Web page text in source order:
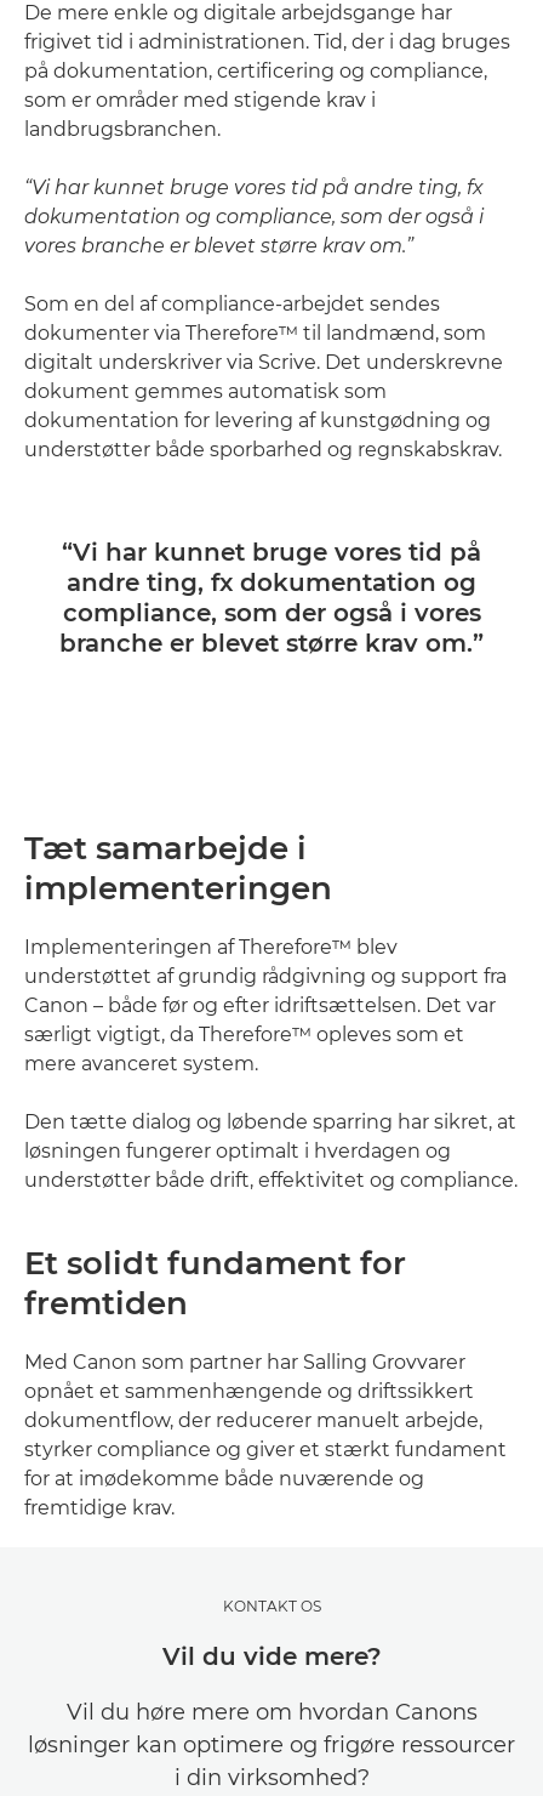
De mere enkle og digitale arbejdsgange har
frigivet tid i administrationen. Tid, der i dag bruges
på dokumentation, certificering og compliance,
som er områder med stigende krav i
landbrugsbranchen.
“Vi har kunnet bruge vores tid på andre ting, fx
dokumentation og compliance, som der også i
vores branche er blevet større krav om.”
Som en del af compliance-arbejdet sendes
dokumenter via Therefore™ til landmænd, som
digitalt underskriver via Scrive. Det underskrevne
dokument gemmes automatisk som
dokumentation for levering af kunstgødning og
understøtter både sporbarhed og regnskabskrav.
“Vi har kunnet bruge vores tid på
andre ting, fx dokumentation og
compliance, som der også i vores
branche er blevet større krav om.”
Tæt samarbejde i
implementeringen
Implementeringen af Therefore™ blev
understøttet af grundig rådgivning og support fra
Canon – både før og efter idriftsættelsen. Det var
særligt vigtigt, da Therefore™ opleves som et
mere avanceret system.
Den tætte dialog og løbende sparring har sikret, at
løsningen fungerer optimalt i hverdagen og
understøtter både drift, effektivitet og compliance.
Et solidt fundament for
fremtiden
Med Canon som partner har Salling Grovvarer
opnået et sammenhængende og driftssikkert
dokumentflow, der reducerer manuelt arbejde,
styrker compliance og giver et stærkt fundament
for at imødekomme både nuværende og
fremtidige krav.
KONTAKT OS
Vil du vide mere?
Vil du høre mere om hvordan Canons
løsninger kan optimere og frigøre ressourcer
i din virksomhed?